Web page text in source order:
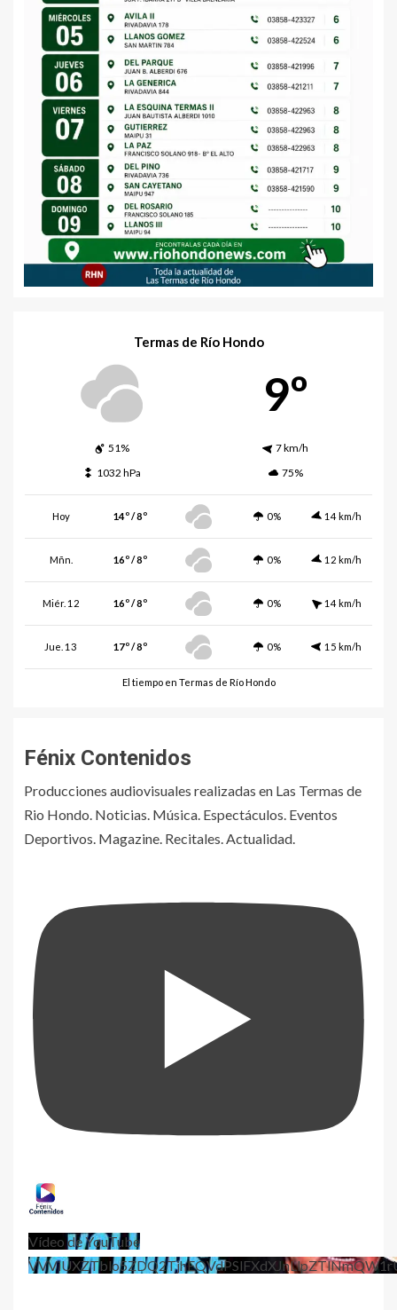
Termas de Río Hondo
9º
51%
7 km/h
1032 hPa
75%
Hoy 14º / 8º 0% 14 km/h
Mñn. 16º / 8º 0% 12 km/h
Miér. 12 16º / 8º 0% 14 km/h
Jue. 13 17º / 8º 0% 15 km/h
El tiempo en Termas de Río Hondo
Fénix Contenidos
Producciones audiovisuales realizadas en Las Termas de
Rio Hondo. Noticias. Música. Espectáculos. Eventos
Deportivos. Magazine. Recitales. Actualidad.
Vídeo de YouTube